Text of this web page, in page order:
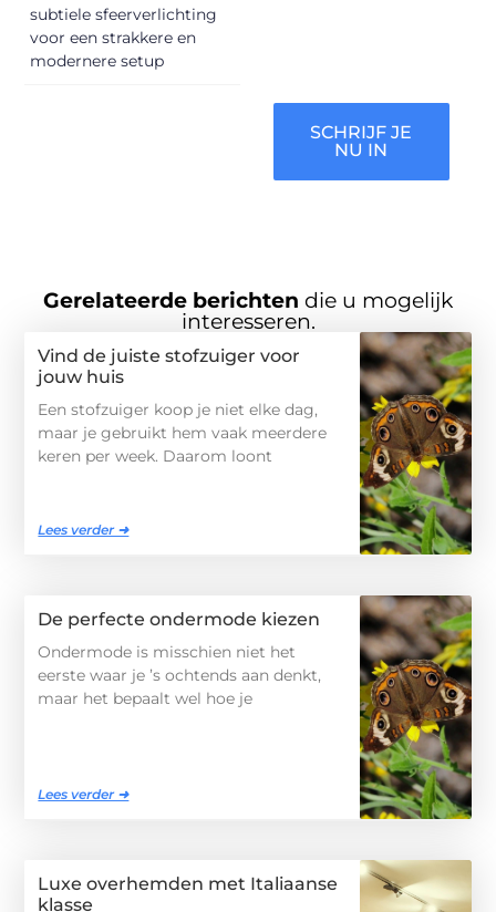
subtiele sfeerverlichting
voor een strakkere en
modernere setup
SCHRIJF JE
NU IN
Gerelateerde berichten die u mogelijk
interesseren.
Vind de juiste stofzuiger voor
jouw huis
Een stofzuiger koop je niet elke dag,
maar je gebruikt hem vaak meerdere
keren per week. Daarom loont
Lees verder ➜
De perfecte ondermode kiezen
Ondermode is misschien niet het
eerste waar je ’s ochtends aan denkt,
maar het bepaalt wel hoe je
Lees verder ➜
Luxe overhemden met Italiaanse
klasse